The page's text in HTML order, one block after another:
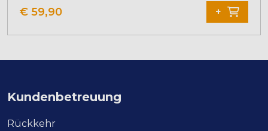
€ 59,90 +
Kundenbetreuung
Rückkehr